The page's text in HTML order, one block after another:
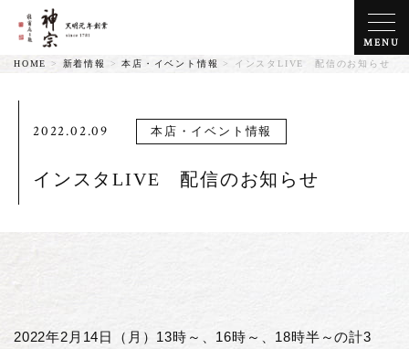
MENU
HOME > 新着情報 >本店・イベント情報 > インスタLIVE 配信のお知らせ
2022.02.09 本店・イベント情報
インスタLIVE 配信のお知らせ
2022年2月14日（月）13時～、16時～、18時半～の計3